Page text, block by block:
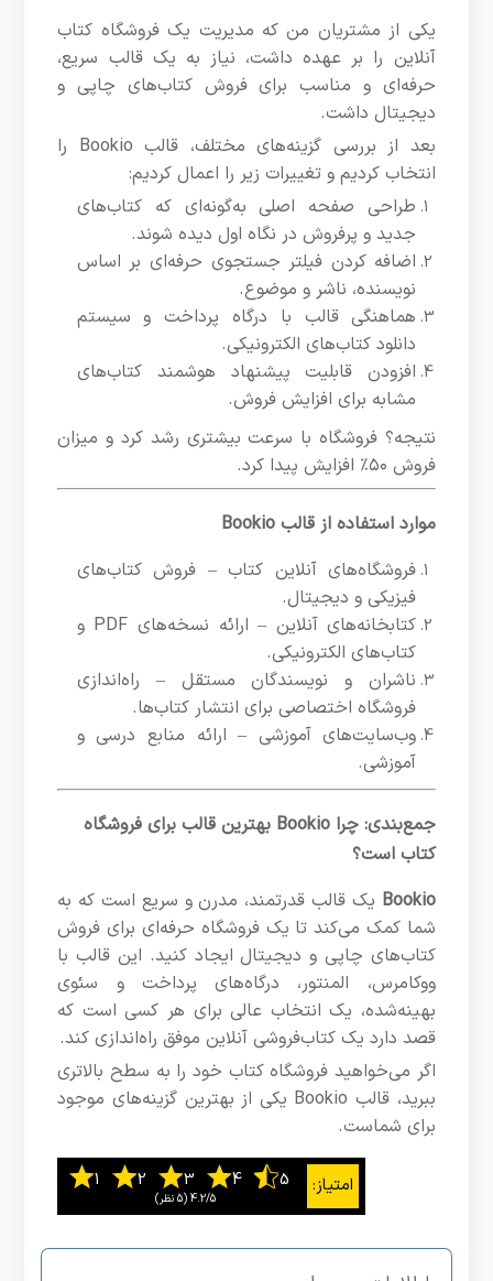
یکی از مشتریان من که مدیریت یک فروشگاه کتاب
آنلاین را بر عهده داشت، نیاز به یک قالب سریع،
حرفه‌ای و مناسب برای فروش کتاب‌های چاپی و
دیجیتال داشت.
بعد از بررسی گزینه‌های مختلف، قالب Bookio را
انتخاب کردیم و تغییرات زیر را اعمال کردیم:
طراحی صفحه اصلی به‌گونه‌ای که کتاب‌های
جدید و پرفروش در نگاه اول دیده شوند.
اضافه کردن فیلتر جستجوی حرفه‌ای بر اساس
نویسنده، ناشر و موضوع.
هماهنگی قالب با درگاه پرداخت و سیستم
دانلود کتاب‌های الکترونیکی.
افزودن قابلیت پیشنهاد هوشمند کتاب‌های
مشابه برای افزایش فروش.
نتیجه؟ فروشگاه با سرعت بیشتری رشد کرد و میزان
فروش ۵۰٪ افزایش پیدا کرد.
موارد استفاده از قالب Bookio
فروشگاه‌های آنلاین کتاب – فروش کتاب‌های
فیزیکی و دیجیتال.
کتابخانه‌های آنلاین – ارائه نسخه‌های PDF و
کتاب‌های الکترونیکی.
ناشران و نویسندگان مستقل – راه‌اندازی
فروشگاه اختصاصی برای انتشار کتاب‌ها.
وب‌سایت‌های آموزشی – ارائه منابع درسی و
آموزشی.
جمع‌بندی: چرا Bookio بهترین قالب برای فروشگاه
کتاب است؟
Bookio یک قالب قدرتمند، مدرن و سریع است که به
شما کمک می‌کند تا یک فروشگاه حرفه‌ای برای فروش
کتاب‌های چاپی و دیجیتال ایجاد کنید. این قالب با
ووکامرس، المنتور، درگاه‌های پرداخت و سئوی
بهینه‌شده، یک انتخاب عالی برای هر کسی است که
قصد دارد یک کتاب‌فروشی آنلاین موفق راه‌اندازی کند.
اگر می‌خواهید فروشگاه کتاب خود را به سطح بالاتری
ببرید، قالب Bookio یکی از بهترین گزینه‌های موجود
برای شماست.
4.2/5